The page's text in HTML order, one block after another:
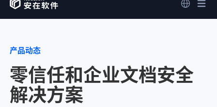
产品动态
零信任和企业文档安全
解决方案